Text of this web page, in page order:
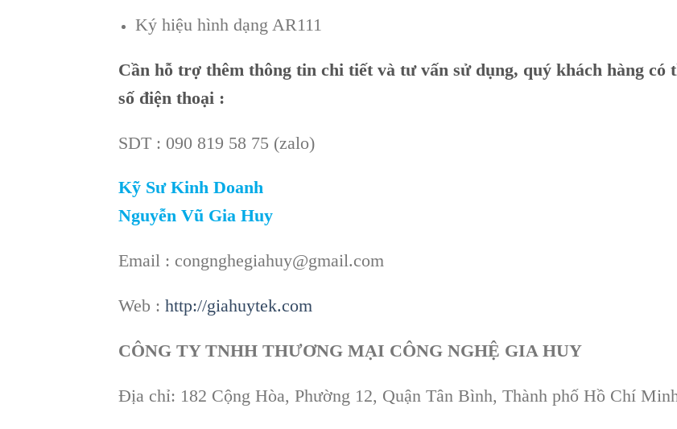
Ký hiệu hình dạng AR111
Cần hỗ trợ thêm thông tin chi tiết và tư vấn sử dụng, quý khách hàng có
số điện thoại :
SDT : 090 819 58 75 (zalo)
Kỹ Sư Kinh Doanh
Nguyễn Vũ Gia Huy
Email : congnghegiahuy@gmail.com
Web : http://giahuytek.com
CÔNG TY TNHH THƯƠNG MẠI CÔNG NGHỆ GIA HUY
Địa chỉ: 182 Cộng Hòa, Phường 12, Quận Tân Bình, Thành phố Hồ Chí